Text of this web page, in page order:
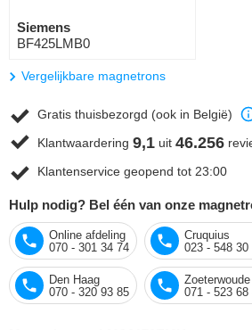
Siemens
BF425LMB0
Vergelijkbare magnetrons
Gratis thuisbezorgd (ook in België)
Klantwaardering 9,1 uit 46.256
Klantenservice geopend tot 23:00
Hulp nodig? Bel één van onze
Online afdeling
070 - 301 34 74
Cruquius
023 - 548 30
Den Haag
070 - 320 93 85
Zoeterwoude
071 - 523 68